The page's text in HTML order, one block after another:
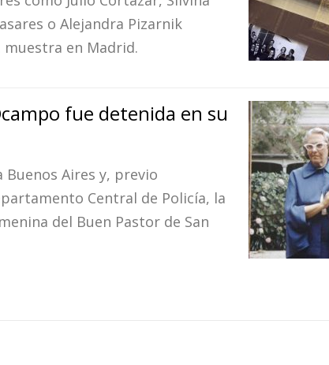
o Alejandra Pizarnik
en Madrid.
fue detenida en su
Buenos Aires y, previo
Central de Policía, la
del Buen Pastor de San